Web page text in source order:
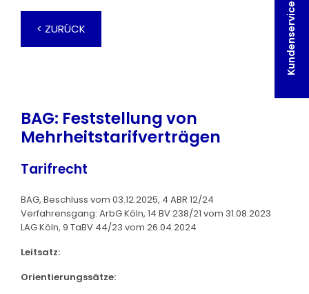
Kundenservice
< ZURÜCK
BAG: Feststellung von
Mehrheitstarifverträgen
Tarifrecht
BAG, Beschluss vom 03.12.2025, 4 ABR 12/24
Verfahrensgang: ArbG Köln, 14 BV 238/21 vom 31.08.2023
LAG Köln, 9 TaBV 44/23 vom 26.04.2024
Leitsatz:
Orientierungssätze: